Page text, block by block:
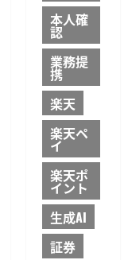
本人確
認
業務提
携
楽天
楽天ペ
イ
楽天ポ
イント
生成AI
証券